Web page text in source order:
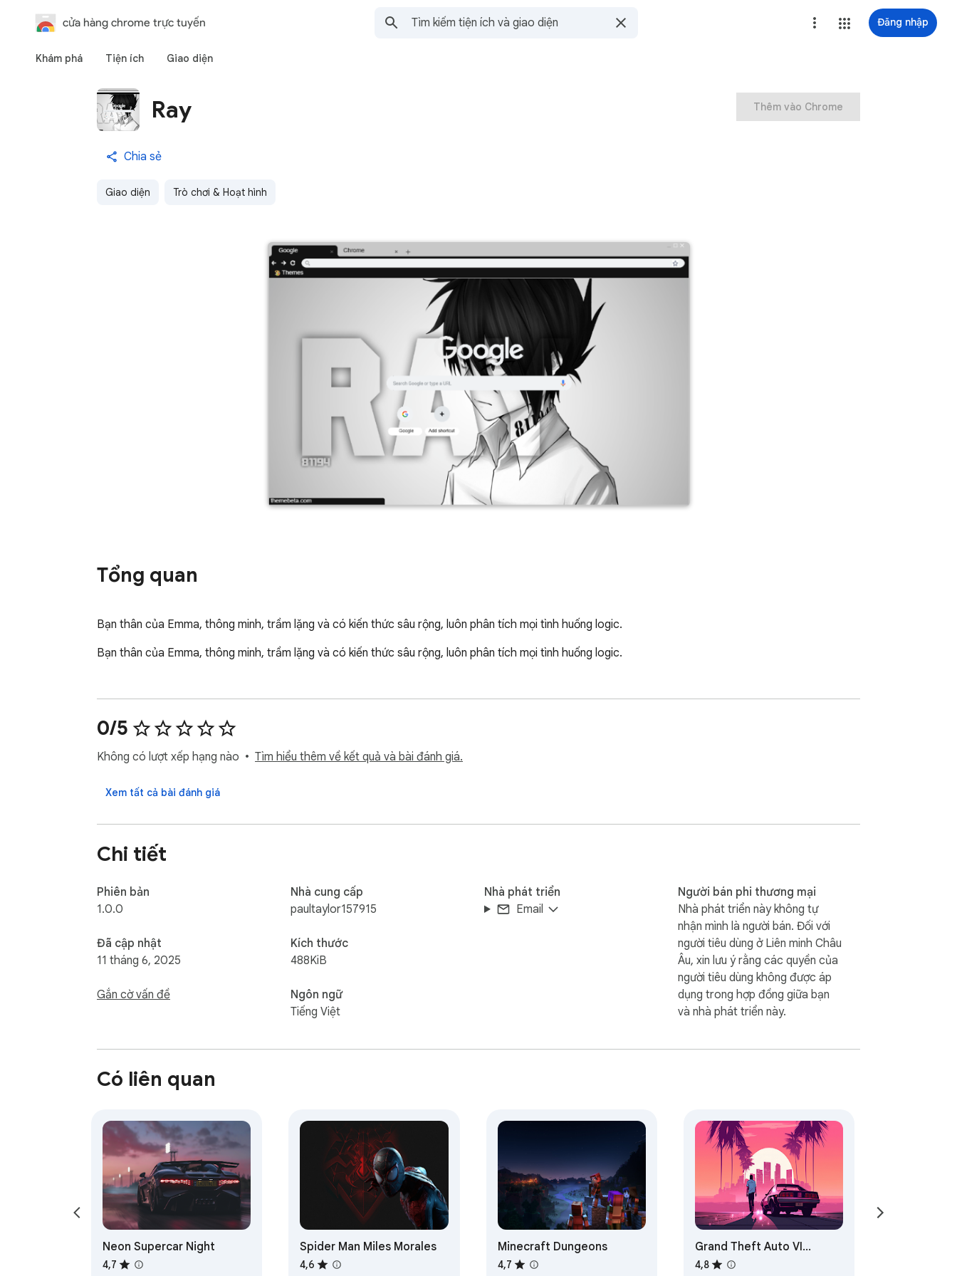
cửa hàng chrome trực tuyến Đăng nhập
Khám phá Tiện ích Giao diện
Ray
Chia sẻ
Giao diện Trò chơi & Hoạt hình
Thêm vào Chrome
Tổng quan
Bạn thân của Emma, thông minh, trầm lặng và có kiến thức sâu rộng, luôn phân tích mọi tình huống logic.
Bạn thân của Emma, thông minh, trầm lặng và có kiến thức sâu rộng, luôn phân tích mọi tình huống logic.
0/5
Không có lượt xếp hạng nào Tìm hiểu thêm về kết quả và bài đánh giá.
Xem tất cả bài đánh giá
Chi tiết
Phiên bản
1.0.0
Đã cập nhật
11 tháng 6, 2025
Gắn cờ vấn đề
Nhà cung cấp
paultaylor157915
Kích thước
488KiB
Ngôn ngữ
Tiếng Việt
Nhà phát triển
Email
Người bán phi thương mại
Nhà phát triển này không tự
nhận mình là người bán. Đối với
người tiêu dùng ở Liên minh Châu
Âu, xin lưu ý rằng các quyền của
người tiêu dùng không được áp
dụng trong hợp đồng giữa bạn
và nhà phát triển này.
Có liên quan
Neon Supercar Night
4,7
Spider Man Miles Morales
4,6
Minecraft Dungeons
4,7
Grand Theft Auto VI
Browser Theme
4,8